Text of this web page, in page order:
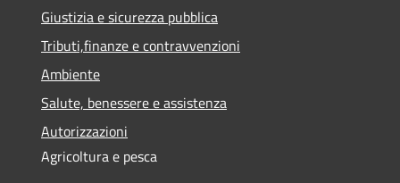
Giustizia e sicurezza pubblica
Tributi,finanze e contravvenzioni
Ambiente
Salute, benessere e assistenza
Autorizzazioni
Agricoltura e pesca